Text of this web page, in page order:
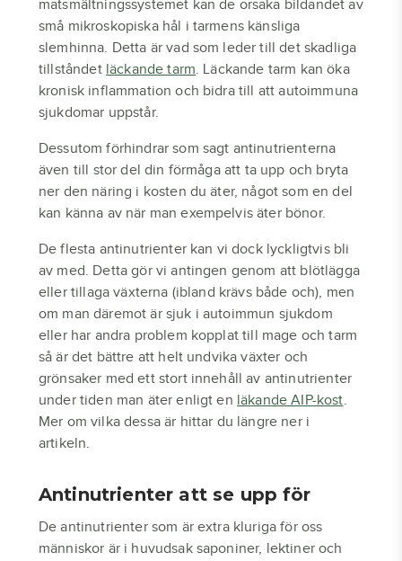
matsmältningssystemet kan de orsaka bildandet av
små mikroskopiska hål i tarmens känsliga
slemhinna. Detta är vad som leder till det skadliga
tillståndet läckande tarm. Läckande tarm kan öka
kronisk inflammation och bidra till att autoimmuna
sjukdomar uppstår.
Dessutom förhindrar som sagt antinutrienterna
även till stor del din förmåga att ta upp och bryta
ner den näring i kosten du äter, något som en del
kan känna av när man exempelvis äter bönor.
De flesta antinutrienter kan vi dock lyckligtvis bli
av med. Detta gör vi antingen genom att blötlägga
eller tillaga växterna (ibland krävs både och), men
om man däremot är sjuk i autoimmun sjukdom
eller har andra problem kopplat till mage och tarm
så är det bättre att helt undvika växter och
grönsaker med ett stort innehåll av antinutrienter
under tiden man äter enligt en läkande AIP-kost.
Mer om vilka dessa är hittar du längre ner i
artikeln.
Antinutrienter att se upp för
De antinutrienter som är extra kluriga för oss
människor är i huvudsak saponiner, lektiner och